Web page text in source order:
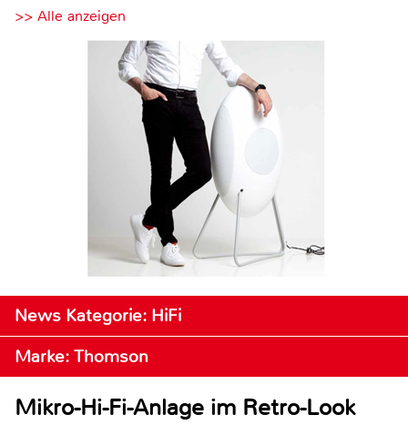
>> Alle anzeigen
News Kategorie: HiFi
Marke: Thomson
Mikro-Hi-Fi-Anlage im Retro-Look